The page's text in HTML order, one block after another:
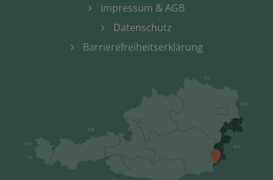
Impressum & AGB
Datenschutz
Barrierefreiheitserklärung